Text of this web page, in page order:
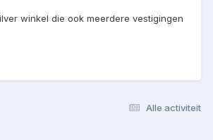
winkel die ook meerdere vestigingen
Alle activiteit